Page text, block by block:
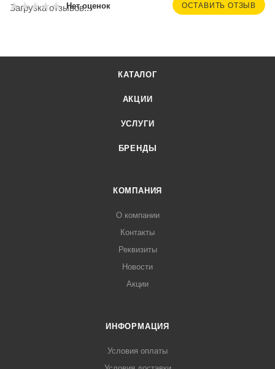
Нет оценок ОСТАВИТЬ ОТЗЫВ
Загрузка отзывов...
КАТАЛОГ
АКЦИИ
УСЛУГИ
БРЕНДЫ
КОМПАНИЯ
О компании
Контакты
Реквизиты
Новости
Акции
ИНФОРМАЦИЯ
Условия оплаты